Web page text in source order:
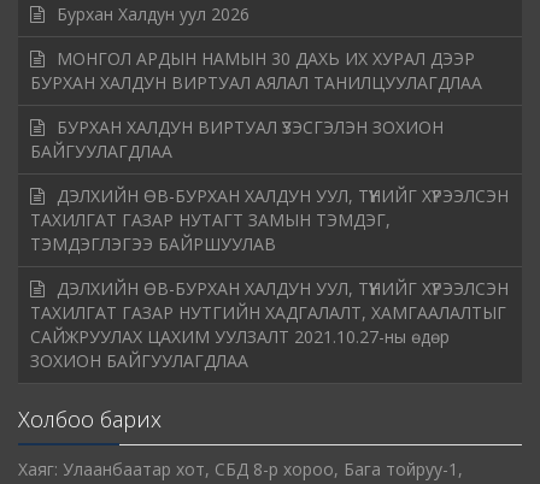
Бурхан Халдун уул 2026
МОНГОЛ АРДЫН НАМЫН 30 ДАХЬ ИХ ХУРАЛ ДЭЭР
БУРХАН ХАЛДУН ВИРТУАЛ АЯЛАЛ ТАНИЛЦУУЛАГДЛАА
БУРХАН ХАЛДУН ВИРТУАЛ ҮЗЭСГЭЛЭН ЗОХИОН
БАЙГУУЛАГДЛАА
ДЭЛХИЙН ӨВ-БУРХАН ХАЛДУН УУЛ, ТҮҮНИЙГ ХҮРЭЭЛСЭН
ТАХИЛГАТ ГАЗАР НУТАГТ ЗАМЫН ТЭМДЭГ,
ТЭМДЭГЛЭГЭЭ БАЙРШУУЛАВ
ДЭЛХИЙН ӨВ-БУРХАН ХАЛДУН УУЛ, ТҮҮНИЙГ ХҮРЭЭЛСЭН
ТАХИЛГАТ ГАЗАР НУТГИЙН ХАДГАЛАЛТ, ХАМГААЛАЛТЫГ
САЙЖРУУЛАХ ЦАХИМ УУЛЗАЛТ 2021.10.27-ны өдөр
ЗОХИОН БАЙГУУЛАГДЛАА
Холбоо барих
Хаяг: Улаанбаатар хот, СБД 8-р хороо, Бага тойруу-1,